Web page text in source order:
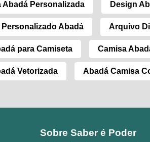
Abadá Personalizada Design
Personalizado Abadá Arquivo
para Camiseta Camisa
Vetorizada Abadá Camisa
Sobre Saber é Poder